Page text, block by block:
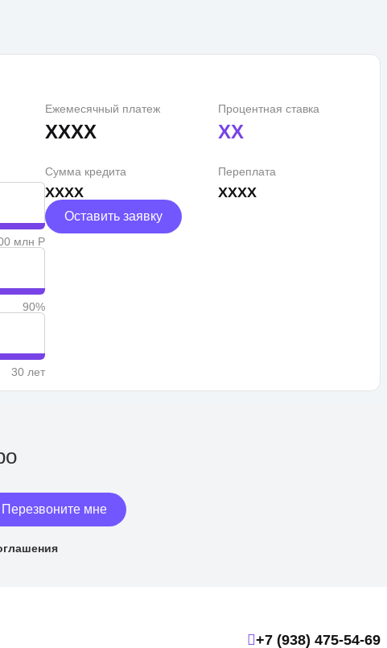
млн Р
90%
30 лет
Ежемесячный платеж
XXXX
Процентная ставка
XX
Сумма кредита
XXXX
Переплата
XXXX
Оставить заявку
Перезвоните мне
+7 (938) 475-54-69